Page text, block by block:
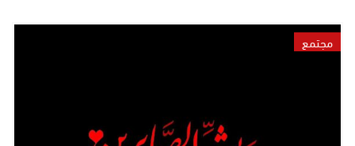
مجتمع